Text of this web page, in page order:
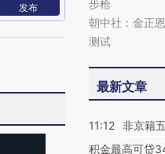
发布
步枪
朝中社：金正
测试
最新文章
11:12 非京籍
积金最高可贷